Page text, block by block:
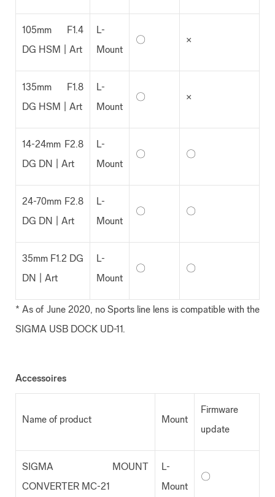
105mm F1.4
DG HSM | Art
L-
Mount
〇 ×
135mm F1.8
DG HSM | Art
L-
Mount
〇 ×
14-24mm F2.8
DG DN | Art
L-
Mount
〇 〇
24-70mm F2.8
DG DN | Art
L-
Mount
〇 〇
35mm F1.2 DG
DN | Art
L-
Mount
〇 〇
* As of June 2020, no Sports line lens is compatible with the
SIGMA USB DOCK UD-11.
Accessoires
Name of product Mount
Firmware
update
SIGMA MOUNT
CONVERTER MC-21
L-
Mount
〇